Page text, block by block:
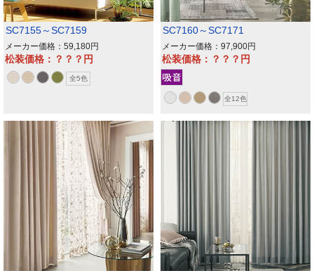
SC7155～SC7159
メーカー価格：59,180
松装価格：？？？
全5色
SC7160～SC7171
メーカー価格：97,900
松装価格：？？？
全12色